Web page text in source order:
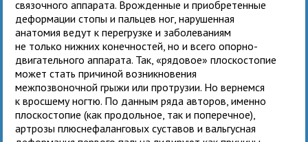
связочного аппарата. Врожденные и приобретенные
деформации стопы и пальцев ног, нарушенная
анатомия ведут к перегрузке и заболеваниям
не только нижних конечностей, но и всего опорно-
двигательного аппарата. Так, «рядовое» плоскостопие
может стать причиной возникновения
межпозвоночной грыжи или протрузии. Но вернемся
к вросшему ногтю. По данным ряда авторов, именно
плоскостопие (как продольное, так и поперечное),
артрозы плюснефаланговых суставов и вальгусная